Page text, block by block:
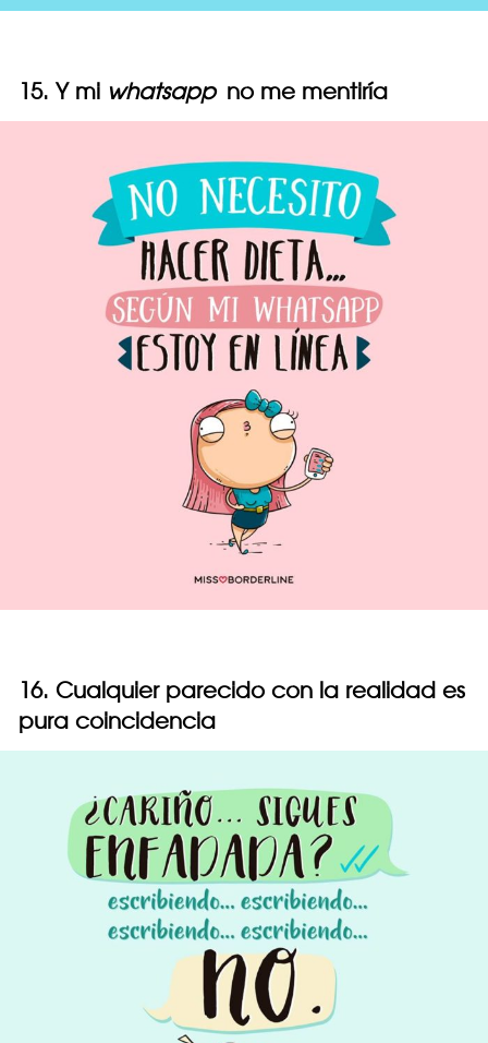
15. Y mi whatsapp no me mentiría
16. Cualquier parecido con la realidad es
pura coincidencia